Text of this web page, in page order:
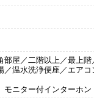
部屋／二階以上／最上
／温水洗浄便座／エア
ニター付インターホ